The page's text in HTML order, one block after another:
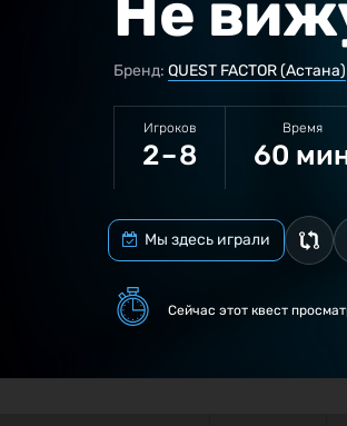
Не
Бренд: QUEST FACTOR (Астана)
Игроков
2 – 8
Время
60
Мы здесь играли
Сейчас этот квест